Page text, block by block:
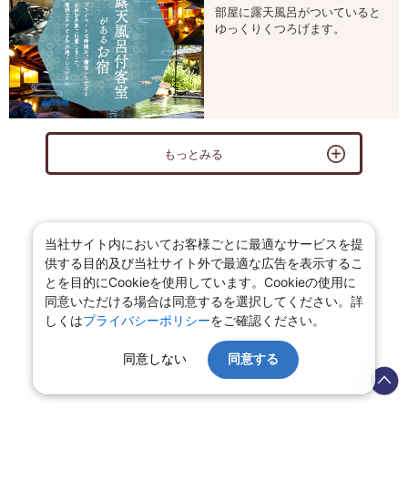
部屋に露天風呂がついていると
ゆっくりくつろげます。
もっとみる
当社サイト内においてお客様ごとに最適なサービスを提
供する目的及び当社サイト外で最適な広告を表示するこ
とを目的にCookieを使用しています。Cookieの使用に
同意いただける場合は同意するを選択してください。詳
しくはプライバシーポリシーをご確認ください。
同意しない 同意する